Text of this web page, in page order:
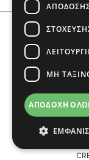
ΜΗ
ΑΠΟΔΟΧΉ